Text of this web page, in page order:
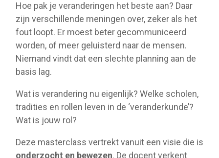
Hoe pak je veranderingen het beste aan? Daar
zijn verschillende meningen over, zeker als het
fout loopt. Er moest beter gecommuniceerd
worden, of meer geluisterd naar de mensen.
Niemand vindt dat een slechte planning aan de
basis lag.
Wat is verandering nu eigenlijk? Welke scholen,
tradities en rollen leven in de ‘veranderkunde’?
Wat is jouw rol?
Deze masterclass vertrekt vanuit een visie die is
onderzocht en bewezen. De docent verkent